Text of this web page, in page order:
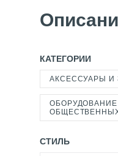
КАТЕГОРИИ
АКСЕССУАРЫ И
ОБОРУДОВАНИЕ
СТИЛЬ